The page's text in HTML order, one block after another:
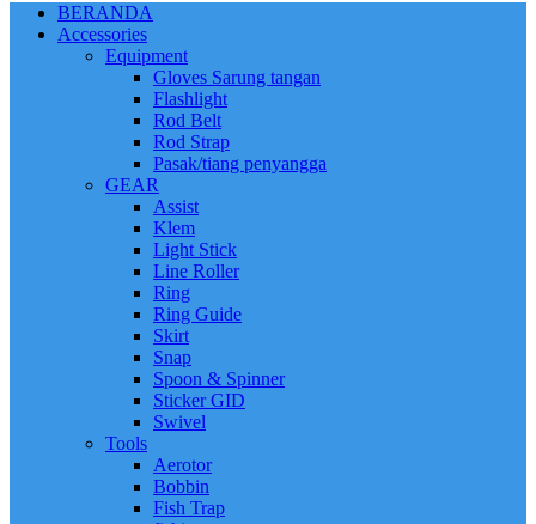
BERANDA
Accessories
Equipment
Gloves Sarung tangan
Flashlight
Rod Belt
Rod Strap
Pasak/tiang penyangga
GEAR
Assist
Klem
Light Stick
Line Roller
Ring
Ring Guide
Skirt
Snap
Spoon & Spinner
Sticker GID
Swivel
Tools
Aerotor
Bobbin
Fish Trap